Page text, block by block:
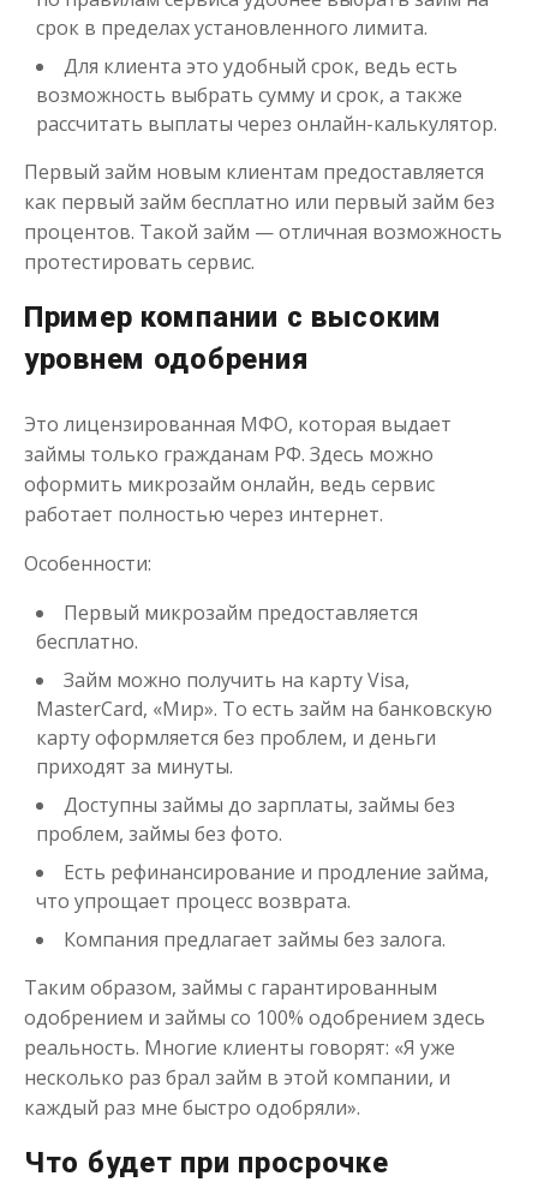
Переведём в долг
до50 000₽
Срок от 1до 21 дня
Деньги до зарплаты
Срок от 1до 21 дня
срок в пределах установленного лимита.
Для клиента это удобный срок, ведь есть
возможность выбрать сумму и срок, а также
рассчитать выплаты через онлайн-калькулятор.
Первый займ новым клиентам предоставляется
как первый займ бесплатно или первый займ без
процентов. Такой займ — отличная возможность
протестировать сервис.
Пример компании с высоким
уровнем одобрения
Это лицензированная МФО, которая выдает
займы только гражданам РФ. Здесь можно
оформить микрозайм онлайн, ведь сервис
работает полностью через интернет.
Особенности:
Первый микрозайм предоставляется
бесплатно.
Займ можно получить на карту Visa,
MasterCard, «Мир». То есть займ на банковскую
карту оформляется без проблем, и деньги
приходят за минуты.
Доступны займы до зарплаты, займы без
проблем, займы без фото.
Есть рефинансирование и продление займа,
что упрощает процесс возврата.
Компания предлагает займы без залога.
Таким образом, займы с гарантированным
одобрением и займы со 100% одобрением здесь
реальность. Многие клиенты говорят: «Я уже
несколько раз брал займ в этой компании, и
каждый раз мне быстро одобряли».
Что будет при просрочке